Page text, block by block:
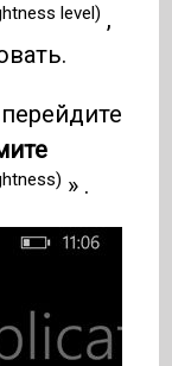
level) ,
» .